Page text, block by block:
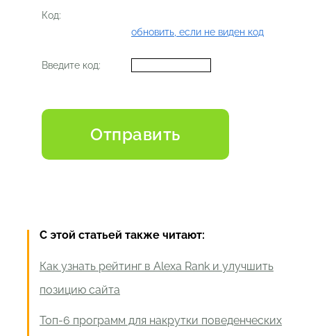
Код:
обновить, если не виден код
Введите код:
С этой статьей также читают:
Как узнать рейтинг в Alexa Rank и улучшить
позицию сайта
Топ-6 программ для накрутки поведенческих